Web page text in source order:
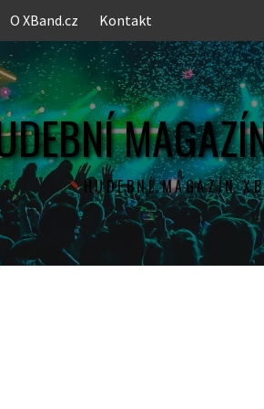
O XBand.cz Kontakt
HUDEBNÍ MAGAZÍN